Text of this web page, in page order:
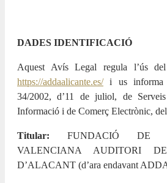
DADES IDENTIFICACIÓ
Aquest Avís Legal regula l’ús
https://addaalicante.es/i us informa
34/2002, d’11 de juliol, de
Informació i de Comerç Electrònic,
Titular: FUNDACIÓ DE
VALENCIANA AUDITORI
D’ALACANT (d’ara endavant